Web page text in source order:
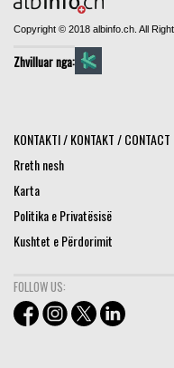
Copyright © 2018 albinfo.ch. All
Zhvilluar nga:
KONTAKTI / KONTAKT / CONTACT
Rreth nesh
Karta
Politika e Privatësisë
Kushtet e Përdorimit
FOLLOW US: